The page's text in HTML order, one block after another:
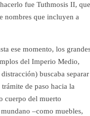
fue Tuthmosis II, que
nombres que incluyen a
ese momento, los
del Imperio Medio,
buscaba
de paso hacia la
cuerpo del muerto
–como muebles,